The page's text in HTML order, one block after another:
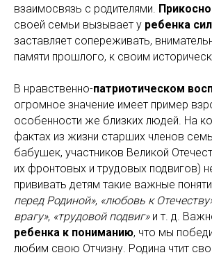
взаимосвязь с родителями.
своей семьи вызывает у ребенка
заставляет сопереживать,
памяти прошлого, к своим
В нравственно-патриотическом
огромное значение имеет пример
особенности же близких людей. На
фактах из жизни старших членов
бабушек, участников Великой
их фронтовых и трудовых подвигов)
прививать детям такие важные
перед Родиной», «любовь к
врагу», «трудовой подвиг»и т. д.
ребенка к пониманию, что мы
любим свою Отчизну. Родина чтит